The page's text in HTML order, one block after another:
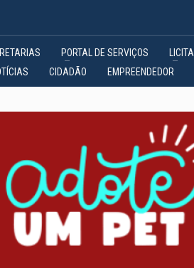
PORTAL DE SERVIÇOS
CIDADÃO EMPREENDEDOR